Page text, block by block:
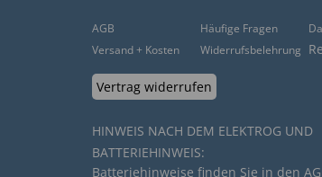
AGB Häufige Fragen
Versand + Kosten
Widerrufsbelehrung
Vertrag widerrufen
HINWEIS NACH DEM ELEKTROG UND
BATTERIEHINWEIS:
Batteriehinweise finden Sie in den